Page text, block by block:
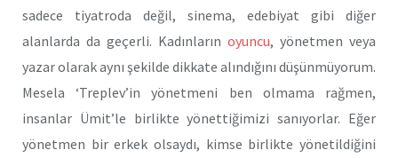
sadece tiyatroda değil, sinema, edebiyat gibi diğer
alanlarda da geçerli. Kadınların oyuncu, yönetmen veya
yazar olarak aynı şekilde dikkate alındığını düşünmüyorum.
Mesela ‘Treplev’in yönetmeni ben olmama rağmen,
insanlar Ümit’le birlikte yönettiğimizi sanıyorlar. Eğer
yönetmen bir erkek olsaydı, kimse birlikte yönetildiğini